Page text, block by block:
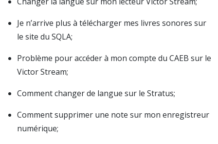
Je n’arrive plus à télécharger mes livres sonores sur
le site du SQLA;
Problème pour accéder à mon compte du CAEB sur le
Victor Stream;
Comment changer de langue sur le Stratus;
Comment supprimer une note sur mon enregistreur
numérique;